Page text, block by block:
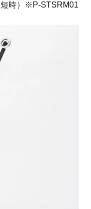
時）※P-STSRM01